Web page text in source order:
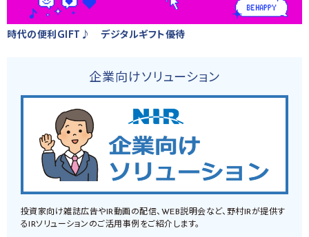
時代の便利GIFT♪ デジタルギフト優待
企業向けソリューション
投資家向け雑誌広告やIR動画の配信、WEB説明会など、野村IRが提供す
るIRソリューションのご活用事例をご紹介します。